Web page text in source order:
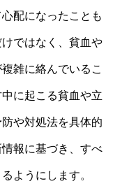
配になったことも
ではなく、貧血や
雑に絡んでいるこ
に起こる貧血や立
や対処法を具体的
報に基づき、すべ
ようにします。